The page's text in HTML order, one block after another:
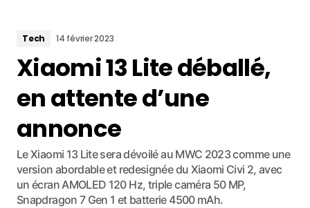
Tech 14 février 2023
Xiaomi 13 Lite déballé,
en attente d’une
annonce
Le Xiaomi 13 Lite sera dévoilé au MWC 2023 comme une
version abordable et redesignée du Xiaomi Civi 2, avec
un écran AMOLED 120 Hz, triple caméra 50 MP,
Snapdragon 7 Gen 1 et batterie 4500 mAh.